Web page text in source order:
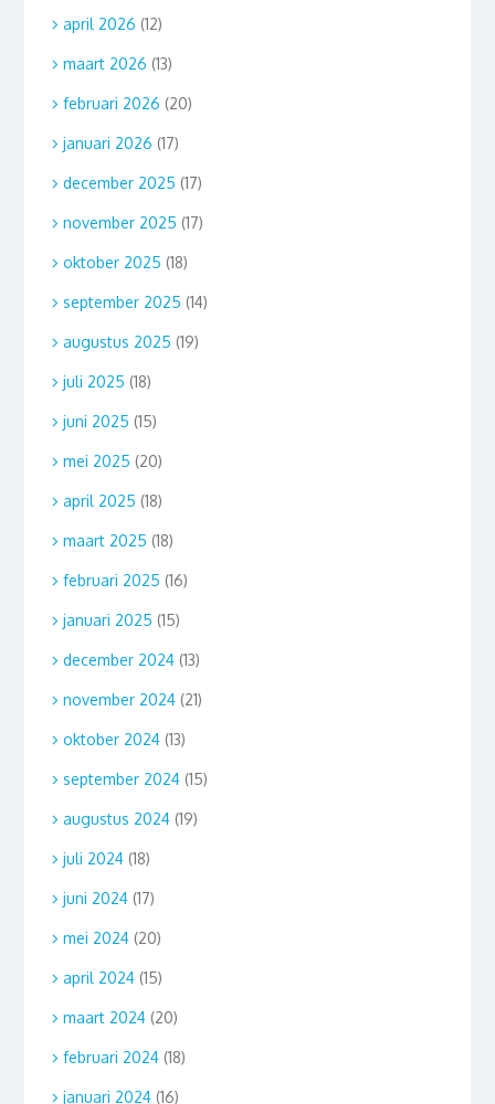
april 2026 (12)
maart 2026 (13)
februari 2026 (20)
januari 2026 (17)
december 2025 (17)
november 2025 (17)
oktober 2025 (18)
september 2025 (14)
augustus 2025 (19)
juli 2025 (18)
juni 2025 (15)
mei 2025 (20)
april 2025 (18)
maart 2025 (18)
februari 2025 (16)
januari 2025 (15)
december 2024(13)
november 2024(21)
oktober 2024(13)
september 2024(15)
augustus 2024(19)
juli 2024(18)
juni 2024(17)
mei 2024(20)
april 2024(15)
maart 2024(20)
februari 2024(18)
januari 2024(16)